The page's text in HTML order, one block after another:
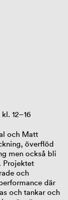
12–16
och Matt
överflöd
men också bli
Projektet
och
där
och tankar och